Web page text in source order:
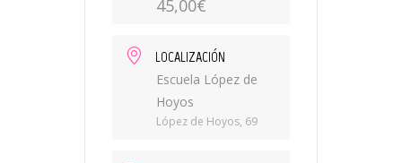
45,00€
LOCALIZACIÓN
Escuela López de
Hoyos
López de Hoyos, 69